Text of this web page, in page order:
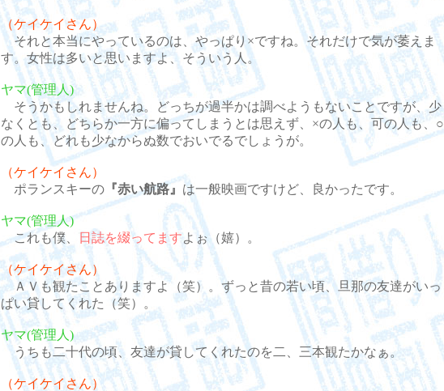
（ケイケイさん）
それと本当にやっているのは、やっぱり×ですね。それだけで気が萎えま
す。女性は多いと思いますよ、そういう人。
ヤマ(管理人)
そうかもしれませんね。どっちが過半かは調べようもないことですが、少
なくとも、どちらか一方に偏ってしまうとは思えず、×の人も、可の人も、○
の人も、どれも少なからぬ数でおいでるでしょうが。
（ケイケイさん）
ポランスキーの 『赤い航路』 は一般映画ですけど、良かったです。
ヤマ(管理人)
これも僕、
日誌を綴ってますよぉ（嬉）。
（ケイケイさん）
ＡＶも観たことありますよ（笑）。ずっと昔の若い頃、旦那の友達がいっ
ぱい貸してくれた（笑）。
ヤマ(管理人)
うちも二十代の頃、友達が貸してくれたのを二、三本観たかなぁ。
（ケイケイさん）